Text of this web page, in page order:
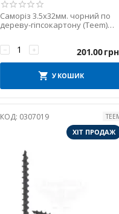
Саморіз 3.5х32мм. чорний по
дереву-гіпсокартону (Teem)
+
− 201.00
У КОШИК
КОД: 0307019
ХІТ ПРОДАЖ